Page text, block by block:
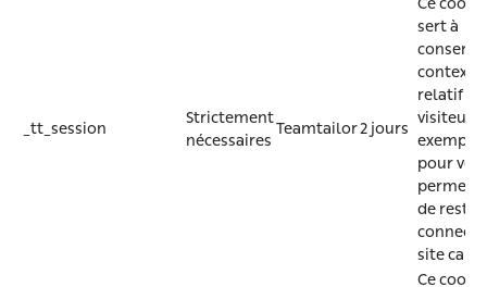
_tt_session
Strictement
nécessaires
Teamtailor2 jours
Ce cookie
sert à
contexte
relatif à
visiteur
exemple,
pour
de rester
site
Ce